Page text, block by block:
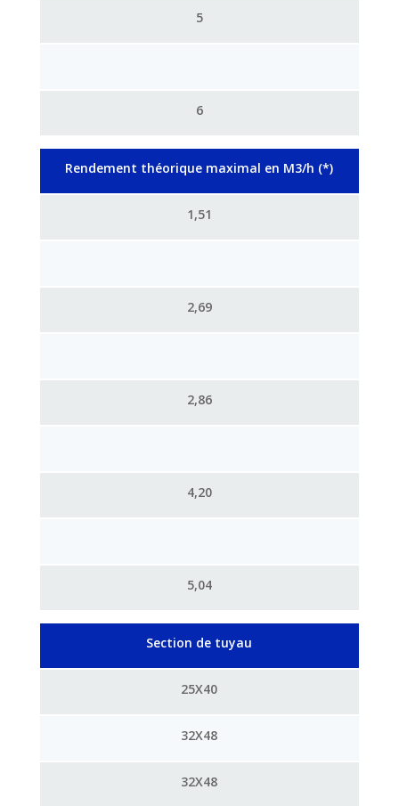
5
6
Rendement théorique maximal en M3/h (*)
1,51
2,69
2,86
4,20
5,04
Section de tuyau
25X40
32X48
32X48